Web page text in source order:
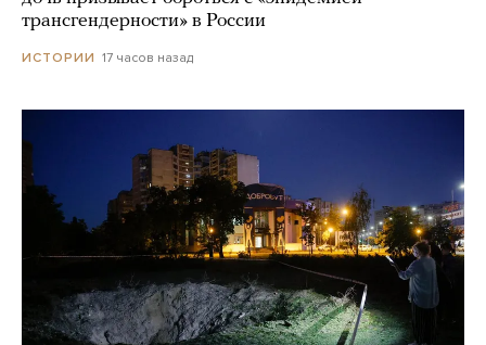
трансгендерности» в России
ИСТОРИИ 17 часов назад